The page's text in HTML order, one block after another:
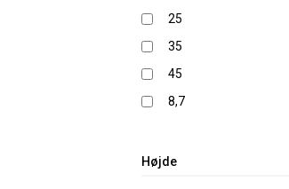
25
35
45
8,7
Højde